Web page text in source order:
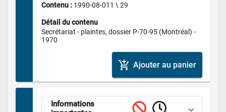
Contenu : 1990-08-011 \ 29
Détail du contenu
Secrétariat - plaintes, dossier P-70-95 (Montréal) -
1970
add_shopping_cart Ajouter au panier
Informations